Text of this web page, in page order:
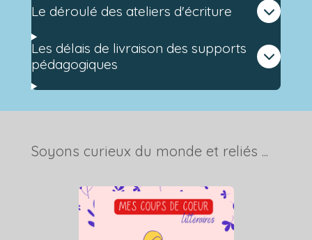
Le déroulé des ateliers d'écriture
Les délais de livraison des supports
pédagogiques
Soyons curieux du monde et reliés ...